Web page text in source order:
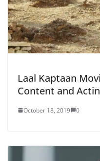
Laal Kaptaan
Content and
October 18, 2019 0